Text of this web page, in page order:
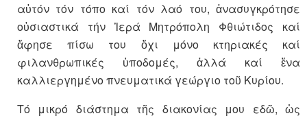
αὐτόν τόν τόπο καί τόν λαό του, ἀνασυγκρότησε
οὐσιαστικά τήν Ἱερά Μητρόπολη Φθιώτιδος καί
ἄφησε πίσω του ὄχι μόνο κτηριακές καί
φιλανθρωπικές ὑποδομές, ἀλλά καί ἕνα
καλλιεργημένο πνευματικά γεώργιο τοῦ Κυρίου.
Τό μικρό διάστημα τῆς διακονίας μου εδῶ, ὡς